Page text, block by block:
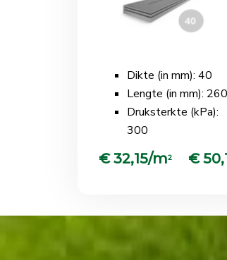
Dikte (in mm): 40
Lengte (in mm):
Druksterkte (kPa):
300
€ 32,15/m2 €